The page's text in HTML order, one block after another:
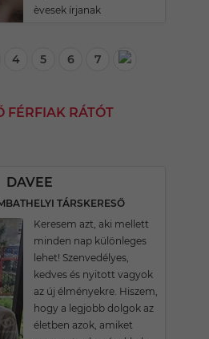
èvesek írjanak
4 5 6 7
FÉRFIAK RÁTÓT
DAVEE
TÁRSKERESŐ
Keresem azt, aki mellett
minden nap különleges
lehet! Szenvedélyes,
kedves és nyitott vagyok
az új élményekre. Hiszem,
hogy a legjobb dolgok az
életben azok, amiket